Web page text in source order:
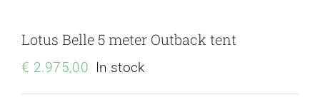
Lotus Belle 5 meter Outback tent
€ 2.975,00 In stock